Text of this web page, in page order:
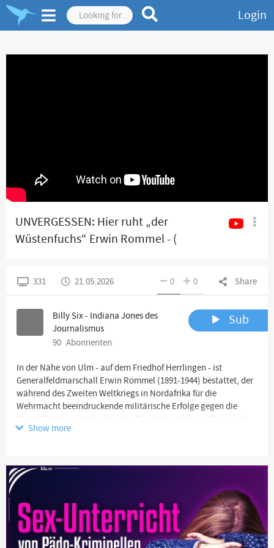
Login
UNVERGESSEN: Hier ruht „der
Wüstenfuchs“ Erwin Rommel - (
Share
0 0
331 21.05.2026
Billy Six - Indiana Jones des
Journalismus
90 Abonnenten
Sub
In der Nähe von Ulm - auf dem Friedhof Herrlingen - ist
Generalfeldmarschall Erwin Rommel (1891-1944) bestattet, der
während des Zweiten Weltkriegs in Nordafrika für die
Wehrmacht beeindruckende militärische Erfolge gegen die
West-Alliierten erzielen konnte. Dies trotz zahlenmäßiger und
materieller Unterlegenheit. Sein Grab wird bis heute liebevoll
immer wieder mal vorbei. Auch Souvenir-Diebe - aber bisher
keine Antifa-Vandalen.
Den Besuch hatte ich mir schon seit Jahren vorgenommen -
nach beeindruckenden Erlebnissen in Nordafrika:
Zuvorkommende Libyer hatten mir 2011 die Deutsche
Show more